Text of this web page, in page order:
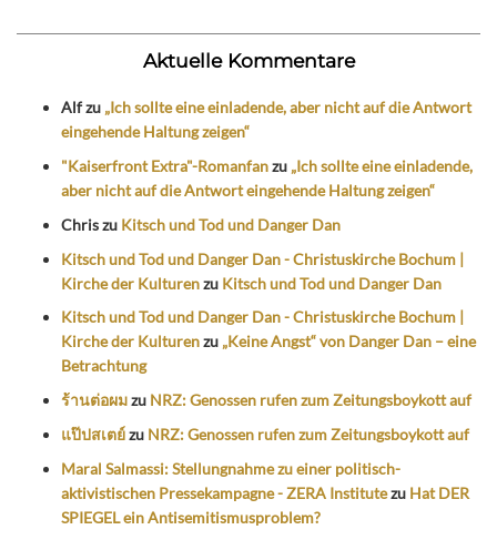
Aktuelle Kommentare
Alfzu „Ich sollte eine einladende, aber nicht auf die Antwort
eingehende Haltung zeigen“
"Kaiserfront Extra"-Romanfanzu „Ich sollte eine einladende,
aber nicht auf die Antwort eingehende Haltung zeigen“
Chriszu Kitsch und Tod und Danger Dan
Kitsch und Tod und Danger Dan - Christuskirche Bochum |
Kirche der Kulturenzu Kitsch und Tod und Danger Dan
Kitsch und Tod und Danger Dan - Christuskirche Bochum |
Kirche der Kulturenzu „Keine Angst“ von Danger Dan – eine
Betrachtung
ร้านต่อผมzu NRZ: Genossen rufen zum Zeitungsboykott auf
แป๊ปสเตย์zu NRZ: Genossen rufen zum Zeitungsboykott auf
Maral Salmassi: Stellungnahme zu einer politisch-
aktivistischen Pressekampagne - ZERA Institutezu Hat DER
SPIEGEL ein Antisemitismusproblem?